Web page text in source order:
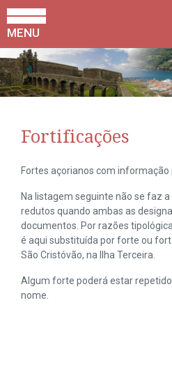
MENU
Fortificações
Fortes açorianos com informação
Na listagem seguinte não se faz
redutos quando ambas as
documentos. Por razões
é aqui substituída por forte ou
São Cristóvão, na Ilha Terceira.
Algum forte poderá estar
nome.